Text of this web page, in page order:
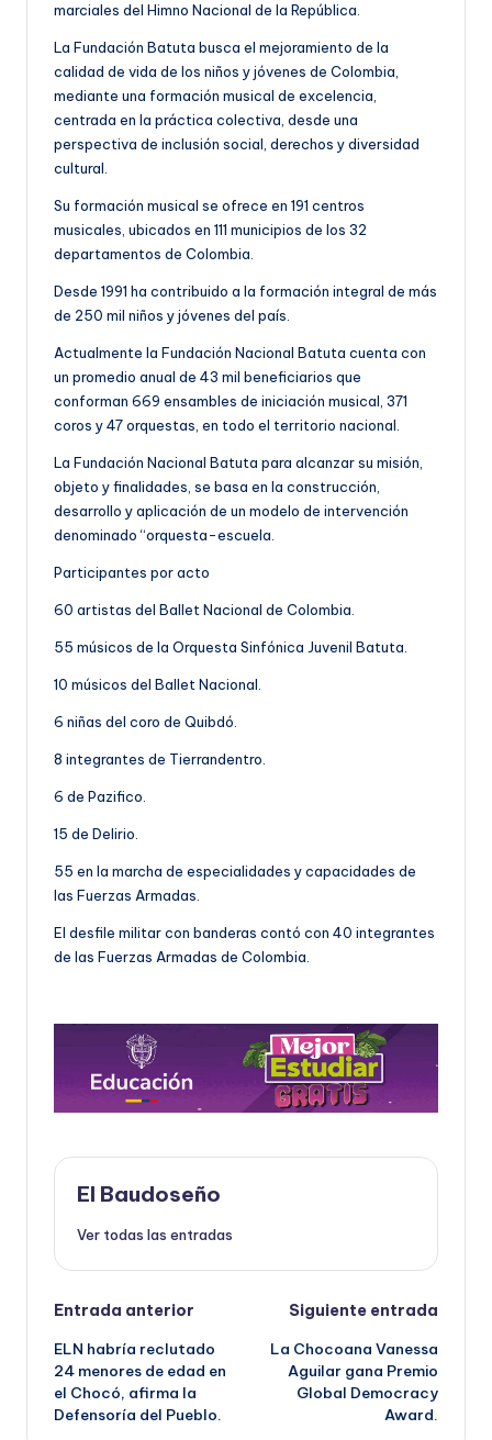
marciales del Himno Nacional de la República.
La Fundación Batuta busca el mejoramiento de la
calidad de vida de los niños y jóvenes de Colombia,
mediante una formación musical de excelencia,
centrada en la práctica colectiva, desde una
perspectiva de inclusión social, derechos y diversidad
cultural.
Su formación musical se ofrece en 191 centros
musicales, ubicados en 111 municipios de los 32
departamentos de Colombia.
Desde 1991 ha contribuido a la formación integral de más
de 250 mil niños y jóvenes del país.
Actualmente la Fundación Nacional Batuta cuenta con
un promedio anual de 43 mil beneficiarios que
conforman 669 ensambles de iniciación musical, 371
coros y 47 orquestas, en todo el territorio nacional.
La Fundación Nacional Batuta para alcanzar su misión,
objeto y finalidades, se basa en la construcción,
desarrollo y aplicación de un modelo de intervención
denominado “orquesta-escuela.
Participantes por acto
60 artistas del Ballet Nacional de Colombia.
55 músicos de la Orquesta Sinfónica Juvenil Batuta.
10 músicos del Ballet Nacional.
6 niñas del coro de Quibdó.
8 integrantes de Tierrandentro.
6 de Pazifico.
15 de Delirio.
55 en la marcha de especialidades y capacidades de
las Fuerzas Armadas.
El desfile militar con banderas contó con 40 integrantes
de las Fuerzas Armadas de Colombia.
El Baudoseño
Ver todas las entradas
Navegación
de
entradas
Entrada anterior
ELN habría reclutado
24 menores de edad en
el Chocó, afirma la
Defensoría del Pueblo.
Siguiente entrada
La Chocoana Vanessa
Aguilar gana Premio
Global Democracy
Award.